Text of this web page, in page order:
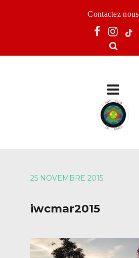
Contactez nous
25 NOVEMBRE 2015
iwcmar2015